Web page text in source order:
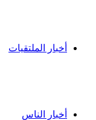
أخبار الملتقيات
أخبار الناس